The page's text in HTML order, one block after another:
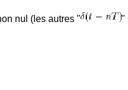
nul (les autres " "